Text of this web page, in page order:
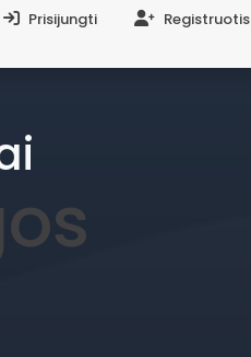
Prisijungti Registruotis